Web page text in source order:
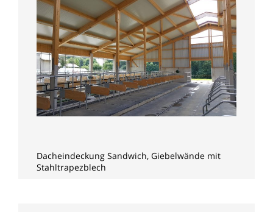
Dacheindeckung Sandwich, Giebelwände mit
Stahltrapezblech